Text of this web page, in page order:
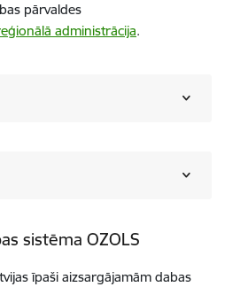
pārvaldes
administrācija.
sistēma OZOLS
īpaši aizsargājamām dabas